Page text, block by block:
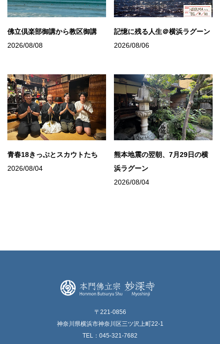
佛立倶楽部御講から教区御講
2026/08/08
記憶に残る人生＠横浜ラグーン
2026/08/06
青春18きっぷとスカウトたち
2026/08/04
熊本地震の翌朝、7月29日の横
浜ラグーン
2026/08/04
〒221-0856
神奈川県横浜市神奈川区三ツ沢上町22-1
TEL：045-321-7682